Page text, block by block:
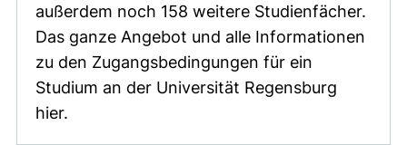
außerdem noch 158 weitere Studienfächer.
Das ganze Angebot und alle Informationen
zu den Zugangsbedingungen für ein
Studium an der Universität Regensburg
hier.